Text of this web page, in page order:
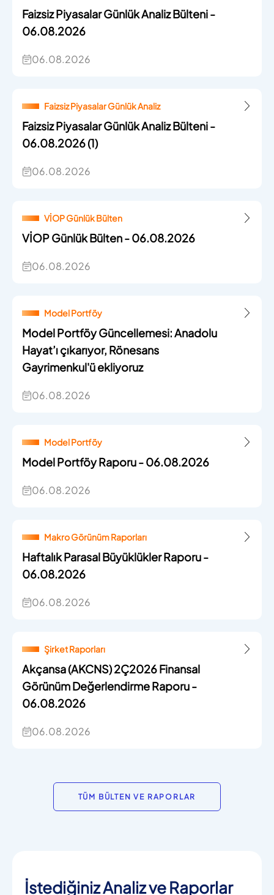
Faizsiz Piyasalar Günlük Analiz Bülteni -
06.08.2026
06.08.2026
Faizsiz Piyasalar Günlük Analiz
Faizsiz Piyasalar Günlük Analiz Bülteni -
06.08.2026 (1)
06.08.2026
VİOP Günlük Bülten
VİOP Günlük Bülten - 06.08.2026
06.08.2026
Model Portföy
Model Portföy Güncellemesi: Anadolu
Hayat’ı çıkarıyor, Rönesans
Gayrimenkul'ü ekliyoruz
06.08.2026
Model Portföy
Model Portföy Raporu - 06.08.2026
06.08.2026
Makro Görünüm Raporları
Haftalık Parasal Büyüklükler Raporu -
06.08.2026
06.08.2026
Şirket Raporları
Akçansa (AKCNS) 2Ç2026 Finansal
Görünüm Değerlendirme Raporu -
06.08.2026
06.08.2026
TÜM BÜLTEN VE RAPORLAR
İstediğiniz Analiz ve Raporlar